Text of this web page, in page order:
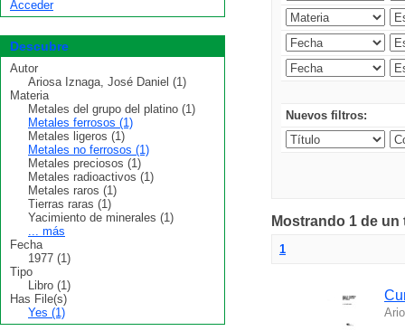
Nuevos filtros:
Mostrando 1 de
1
Acceder
Descubre
Autor
Ariosa Iznaga, José Daniel (1)
Materia
Metales del grupo del platino (1)
Metales ferrosos (1)
Metales ligeros (1)
Metales no ferrosos (1)
Metales preciosos (1)
Metales radioactivos (1)
Metales raros (1)
Tierras raras (1)
Yacimiento de minerales (1)
... más
Fecha
1977 (1)
Tipo
Libro (1)
Has File(s)
Yes (1)